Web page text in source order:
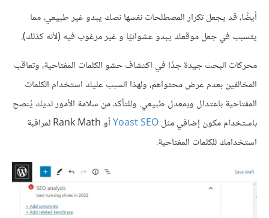
أيضًا، قد يجعل تكرار المصطلحات نفسها نصك يبدو غير طبيعي، مما
يتسبب في جعل موقعك يبدو عشوائيًا و غير مرغوب فيه (لأنه كذلك).
محركات البحث جيدة جدًا في اكتشاف حشو الكلمات المفتاحية، وتعاقب
المخالفين بعدم عرض محتواهم، ولهذا السبب عليك استخدام الكلمات
المفتاحية باعتدال وبمعدل طبيعي. وللتأكد من سلامة الأمور لديك يُنصح
باستخدام مكون إضافي مثلYoast SEO
أو Rank Math لمراقبة
استخدامك للكلمات المفتاحية.